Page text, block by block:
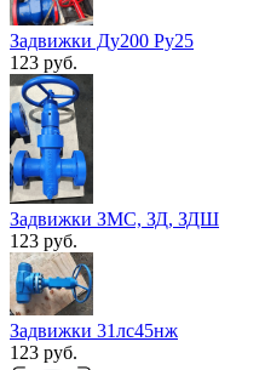
Задвижки Ду200 Ру25
123 руб.
Задвижки ЗМС, ЗД, ЗДШ
123 руб.
Задвижки 31лс45нж
123 руб.